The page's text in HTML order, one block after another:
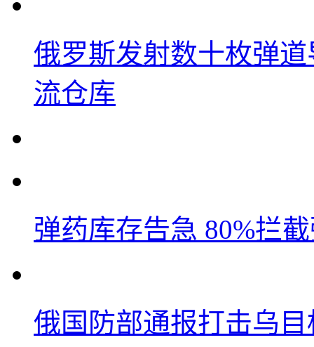
俄罗斯发射数十枚弹
流仓库
弹药库存告急 80%拦
俄国防部通报打击乌